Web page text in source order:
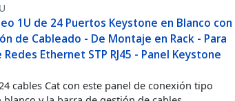
1U de 24 Puertos Keystone en Blanco con
de Cableado - De Montaje en Rack - Para
Ethernet STP RJ45 - Panel Keystone
cables Cat con este panel de conexión tipo